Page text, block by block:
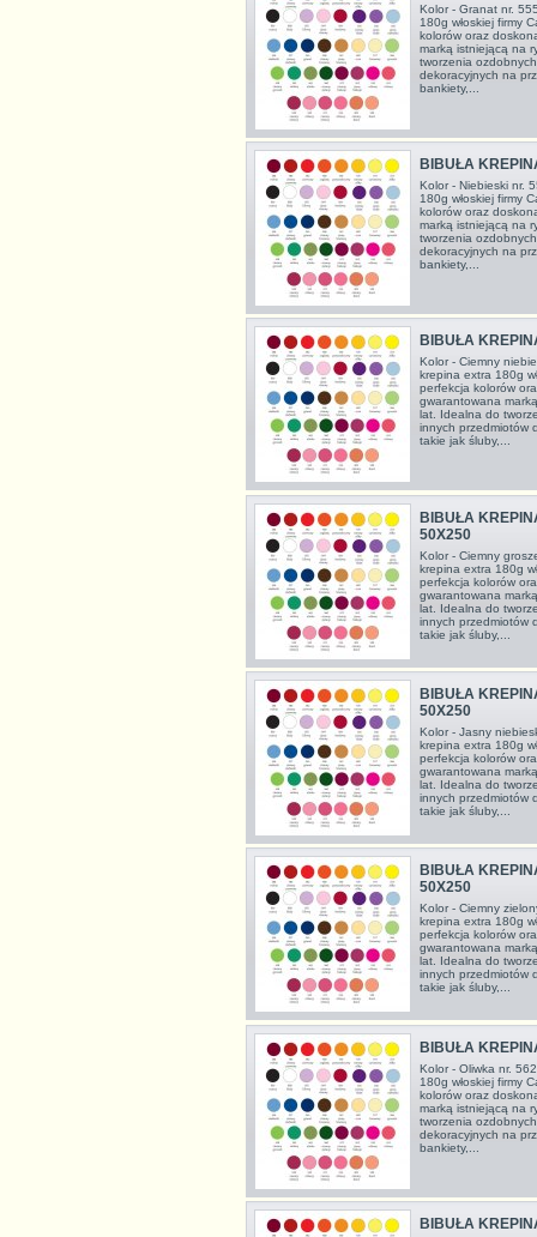
Kolor - Granat nr.
180g włoskiej firmy
kolorów oraz
marką istniejącą na
tworzenia
dekoracyjnych na
bankiety,...
BIBUŁA
Kolor - Niebieski nr.
180g włoskiej firmy
kolorów oraz
marką istniejącą na
tworzenia
dekoracyjnych na
bankiety,...
BIBUŁA
Kolor - Ciemny
krepina extra 180g
perfekcja kolorów
gwarantowana
lat. Idealna do
innych przedmiotów
takie jak śluby,...
BIBUŁA
50X250
Kolor - Ciemny
krepina extra 180g
perfekcja kolorów
gwarantowana
lat. Idealna do
innych przedmiotów
takie jak śluby,...
BIBUŁA
50X250
Kolor - Jasny
krepina extra 180g
perfekcja kolorów
gwarantowana
lat. Idealna do
innych przedmiotów
takie jak śluby,...
BIBUŁA
50X250
Kolor - Ciemny
krepina extra 180g
perfekcja kolorów
gwarantowana
lat. Idealna do
innych przedmiotów
takie jak śluby,...
BIBUŁA
Kolor - Oliwka nr.
180g włoskiej firmy
kolorów oraz
marką istniejącą na
tworzenia
dekoracyjnych na
bankiety,...
BIBUŁA